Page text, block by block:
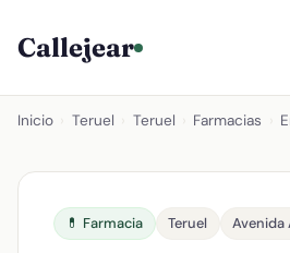
Callejear
Inicio Teruel Teruel Farmacias
💊 Farmacia Teruel Avenida